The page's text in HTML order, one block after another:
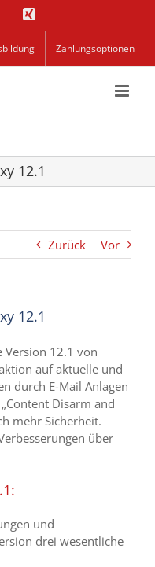
Xing
Zahlungsoptionen
12.1
Zurück Vor
12.1
Version 12.1 von
auf aktuelle und
durch E-Mail Anlagen
Disarm and
mehr Sicherheit.
über
und
drei wesentliche